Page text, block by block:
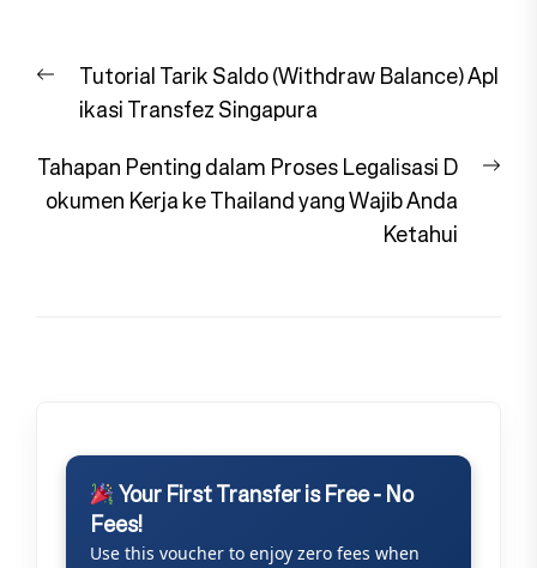
pos
Previous
post:
Tutorial Tarik Saldo (Withdraw Balance) Apl
ikasi Transfez Singapura
Tahapan Penting dalam Proses Legalisasi D
okumen Kerja ke Thailand yang Wajib Anda
Ketahui
Your First Transfer is Free - No
Fees!
Use this voucher to enjoy zero fees when